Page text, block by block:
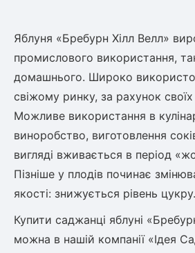
Яблуня «Бребурн Хілл Велл»
промислового використання,
домашнього. Широко
свіжому ринку, за рахунок своїх
Можливе використання в
виноробство, виготовлення
вигляді вживається в період
Пізніше у плодів починає
якості: знижується рівень цукру.
Купити саджанці яблуні
можна в нашій компанії «Ідея